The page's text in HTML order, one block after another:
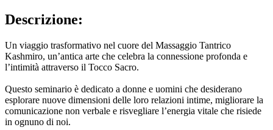
Descrizione:
Un viaggio trasformativo nel cuore del Massaggio Tantrico
Kashmiro, un’antica arte che celebra la connessione profonda e
l’intimità attraverso il Tocco Sacro.
Questo seminario è dedicato a donne e uomini che desiderano
esplorare nuove dimensioni delle loro relazioni intime, migliorare la
comunicazione non verbale e risvegliare l’energia vitale che risiede
in ognuno di noi.